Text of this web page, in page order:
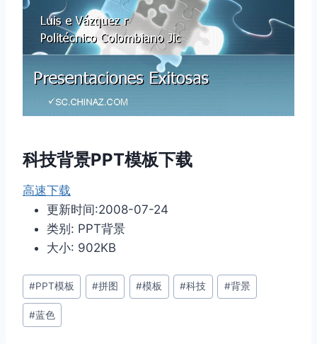
科技背景PPT模板下载
高速下载
更新时间:2008-07-24
类别: PPT背景
大小: 902KB
文
章
标
#PPT模板 #拼图 #模板 #科技 #背景
#蓝色